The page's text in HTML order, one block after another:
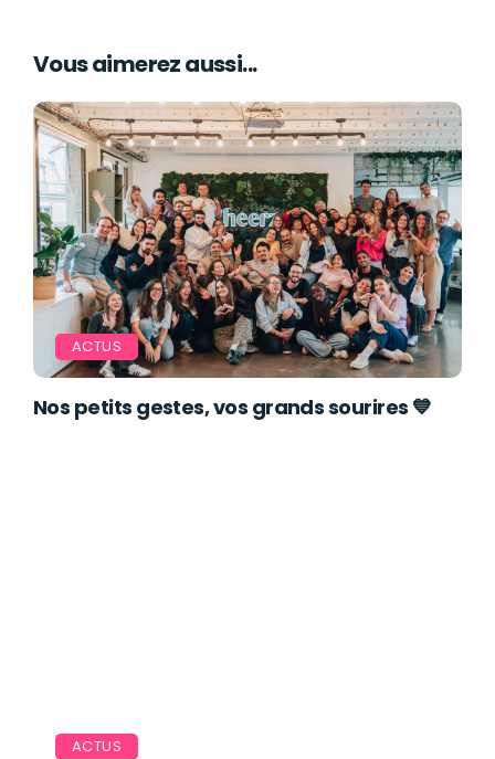
Vous aimerez aussi...
ACTUS
Nos petits gestes, vos grands sourires 💙
ACTUS